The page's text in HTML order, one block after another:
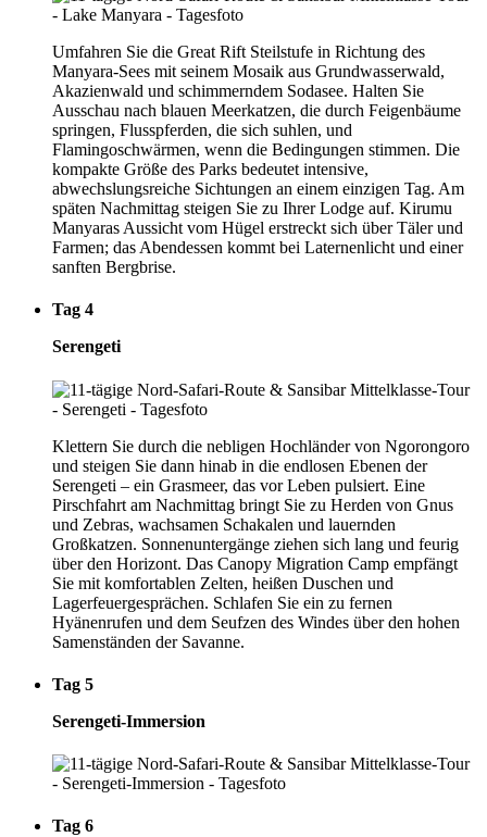
Umfahren Sie die Great Rift Steilstufe in Richtung des
Manyara-Sees mit seinem Mosaik aus Grundwasserwald,
Akazienwald und schimmerndem Sodasee. Halten Sie
Ausschau nach blauen Meerkatzen, die durch Feigenbäume
springen, Flusspferden, die sich suhlen, und
Flamingoschwärmen, wenn die Bedingungen stimmen. Die
kompakte Größe des Parks bedeutet intensive,
abwechslungsreiche Sichtungen an einem einzigen Tag. Am
späten Nachmittag steigen Sie zu Ihrer Lodge auf. Kirumu
Manyaras Aussicht vom Hügel erstreckt sich über Täler und
Farmen; das Abendessen kommt bei Laternenlicht und einer
sanften Bergbrise.
Tag 4
Serengeti
Klettern Sie durch die nebligen Hochländer von Ngorongoro
und steigen Sie dann hinab in die endlosen Ebenen der
Serengeti – ein Grasmeer, das vor Leben pulsiert. Eine
Pirschfahrt am Nachmittag bringt Sie zu Herden von Gnus
und Zebras, wachsamen Schakalen und lauernden
Großkatzen. Sonnenuntergänge ziehen sich lang und feurig
über den Horizont. Das Canopy Migration Camp empfängt
Sie mit komfortablen Zelten, heißen Duschen und
Lagerfeuergesprächen. Schlafen Sie ein zu fernen
Hyänenrufen und dem Seufzen des Windes über den hohen
Samenständen der Savanne.
Tag 5
Serengeti-Immersion
Tag 6